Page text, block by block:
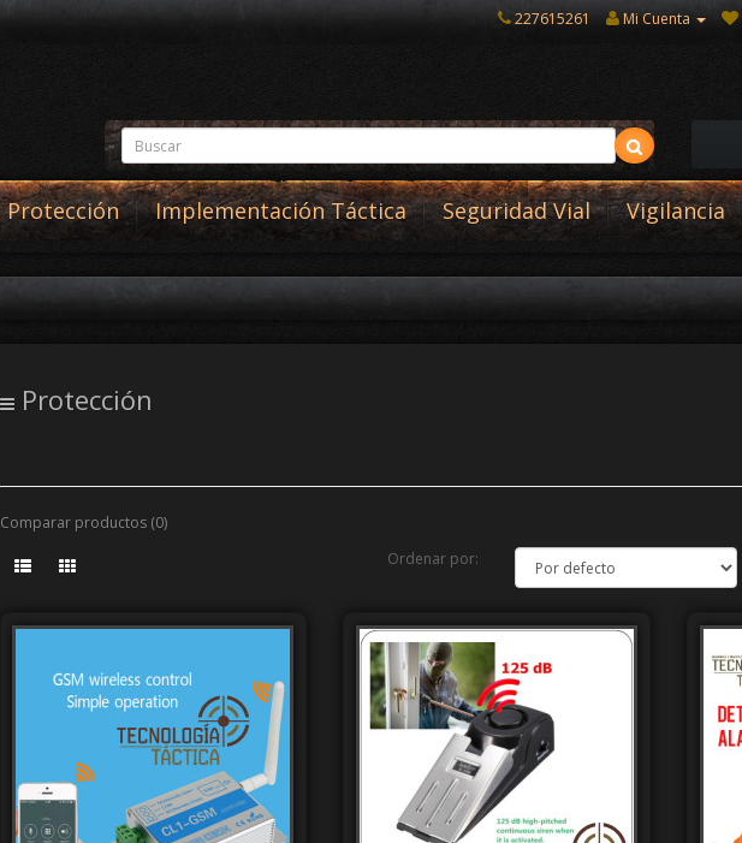
227615261 Mi Cuenta
Protección Implementación Táctica Seguridad Vial Vigilancia
Protección
Comparar productos (0)
Ordenar por: